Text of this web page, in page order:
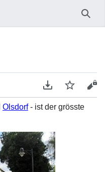
PDF
Olsdorf- ist der grösste